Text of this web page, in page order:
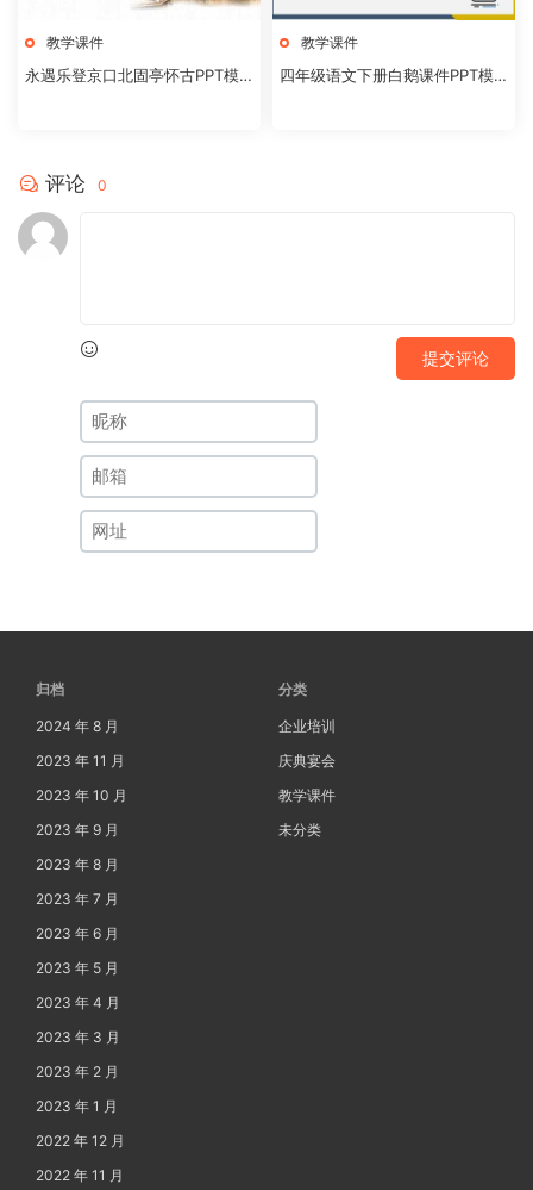
教学课件
永遇乐登京口北固亭怀古PPT模
教学课件
四年级语文下册白鹅课件PPT模
评论 0
提交评论
归档
2024 年 8 月
2023 年 11 月
2023 年 10 月
2023 年 9 月
2023 年 8 月
2023 年 7 月
2023 年 6 月
2023 年 5 月
2023 年 4 月
2023 年 3 月
2023 年 2 月
2023 年 1 月
2022 年 12 月
2022 年 11 月
分类
企业培训
庆典宴会
教学课件
未分类